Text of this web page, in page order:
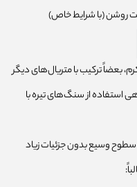
روشن (با شرایط خاص)
ترکیب با متریال‌های دیگر
استفاده از سنگ‌های تیره با
وسیع بدون جزئیات زیاد